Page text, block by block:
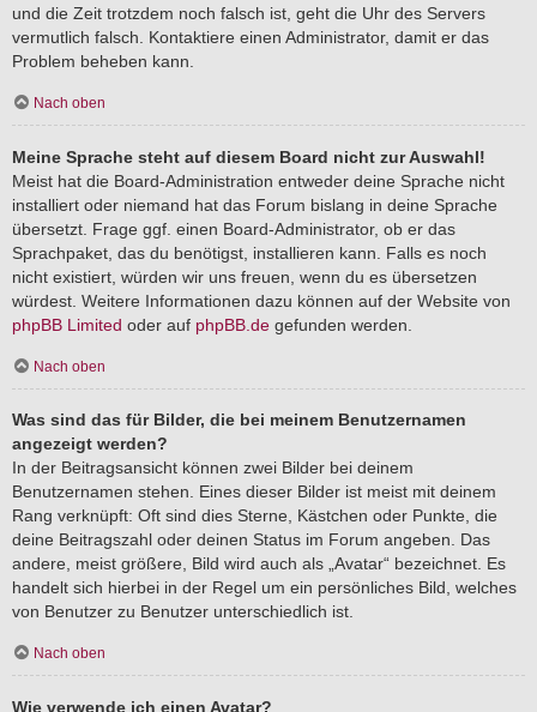
und die Zeit trotzdem noch falsch ist, geht die Uhr des Servers
vermutlich falsch. Kontaktiere einen Administrator, damit er das
Problem beheben kann.
Nach oben
Meine Sprache steht auf diesem Board nicht zur Auswahl!
Meist hat die Board-Administration entweder deine Sprache nicht
installiert oder niemand hat das Forum bislang in deine Sprache
übersetzt. Frage ggf. einen Board-Administrator, ob er das
Sprachpaket, das du benötigst, installieren kann. Falls es noch
nicht existiert, würden wir uns freuen, wenn du es übersetzen
würdest. Weitere Informationen dazu können auf der Website von
phpBB Limited oder auf phpBB.de gefunden werden.
Nach oben
Was sind das für Bilder, die bei meinem Benutzernamen
angezeigt werden?
In der Beitragsansicht können zwei Bilder bei deinem
Benutzernamen stehen. Eines dieser Bilder ist meist mit deinem
Rang verknüpft: Oft sind dies Sterne, Kästchen oder Punkte, die
deine Beitragszahl oder deinen Status im Forum angeben. Das
andere, meist größere, Bild wird auch als „Avatar“ bezeichnet. Es
handelt sich hierbei in der Regel um ein persönliches Bild, welches
von Benutzer zu Benutzer unterschiedlich ist.
Nach oben
Wie verwende ich einen Avatar?